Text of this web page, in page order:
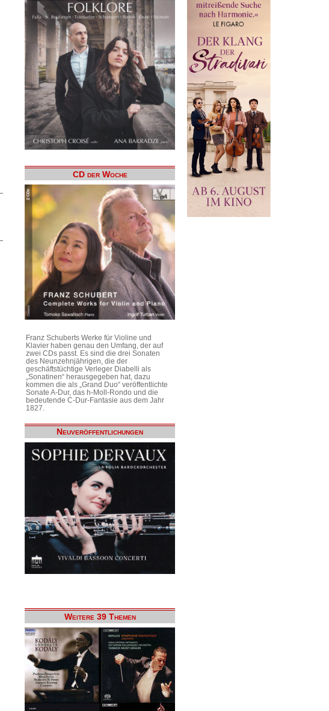
CD der Woche
Franz Schuberts Werke für Violine und
Klavier haben genau den Umfang, der auf
zwei CDs passt. Es sind die drei Sonaten
des Neunzehnjährigen, die der
geschäftstüchtige Verleger Diabelli als
„Sonatinen“ herausgegeben hat, dazu
kommen die als „Grand Duo“ veröffentlichte
Sonate A-Dur, das h-Moll-Rondo und die
bedeutende C-Dur-Fantasie aus dem Jahr
1827.
Neuveröffentlichungen
Weitere 39 Themen